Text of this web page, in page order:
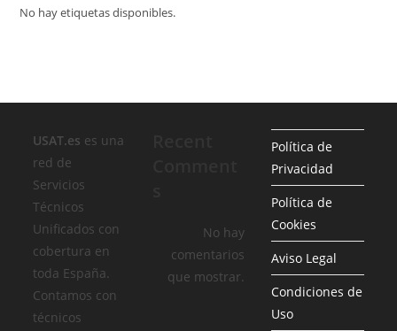
No hay etiquetas disponibles.
USAT.es es una
red de
Servicios
Técnicos
Unificados con
cobertura en
toda España.
Contamos con
técnicos
No hay
comentarios
que mostrar.
Política de
Privacidad
Política de
Cookies
Aviso Legal
Condiciones de
Uso